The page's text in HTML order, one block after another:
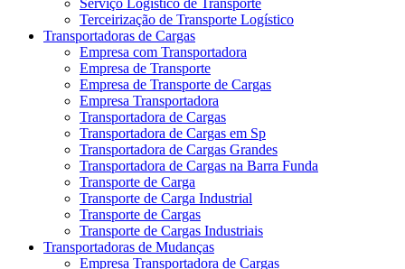
Serviço Logístico de Transporte
Terceirização de Transporte Logístico
Transportadoras de Cargas
Empresa com Transportadora
Empresa de Transporte
Empresa de Transporte de Cargas
Empresa Transportadora
Transportadora de Cargas
Transportadora de Cargas em Sp
Transportadora de Cargas Grandes
Transportadora de Cargas na Barra Funda
Transporte de Carga
Transporte de Carga Industrial
Transporte de Cargas
Transporte de Cargas Industriais
Transportadoras de Mudanças
Empresa Transportadora de Cargas